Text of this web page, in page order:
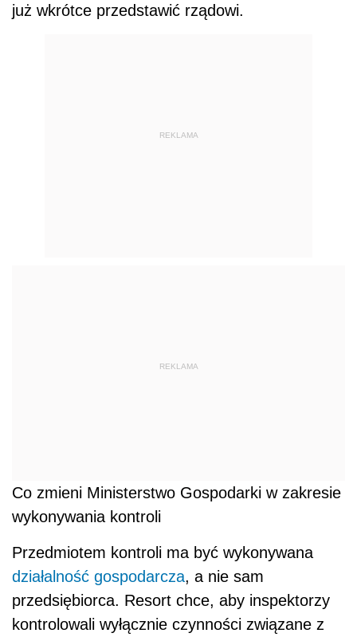
już wkrótce przedstawić rządowi.
REKLAMA
REKLAMA
Co zmieni Ministerstwo Gospodarki w zakresie
wykonywania kontroli
Przedmiotem kontroli ma być wykonywana
działalność gospodarcza, a nie sam
przedsiębiorca. Resort chce, aby inspektorzy
kontrolowali wyłącznie czynności związane z